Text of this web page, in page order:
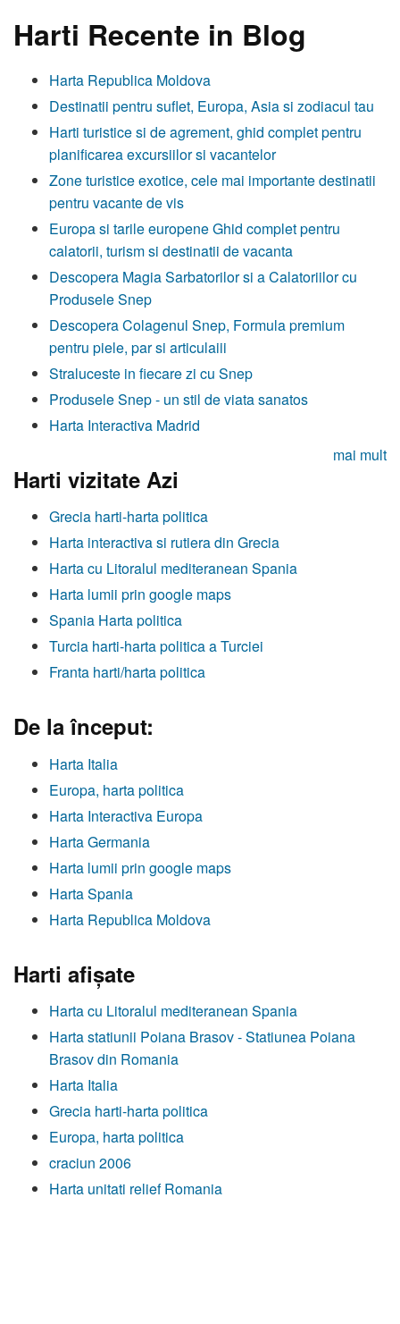
Harti Recente in Blog
Harta Republica Moldova
Destinatii pentru suflet, Europa, Asia si zodiacul tau
Harti turistice si de agrement, ghid complet pentru
planificarea excursiilor si vacantelor
Zone turistice exotice, cele mai importante destinatii
pentru vacante de vis
Europa si tarile europene Ghid complet pentru
calatorii, turism si destinatii de vacanta
Descopera Magia Sarbatorilor si a Calatoriilor cu
Produsele Snep
Descopera Colagenul Snep, Formula premium
pentru piele, par si articulaiii
Straluceste in fiecare zi cu Snep
Produsele Snep - un stil de viata sanatos
Harta Interactiva Madrid
mai mult
Harti vizitate Azi
Grecia harti-harta politica
Harta interactiva si rutiera din Grecia
Harta cu Litoralul mediteranean Spania
Harta lumii prin google maps
Spania Harta politica
Turcia harti-harta politica a Turciei
Franta harti/harta politica
De la început:
Harta Italia
Europa, harta politica
Harta Interactiva Europa
Harta Germania
Harta lumii prin google maps
Harta Spania
Harta Republica Moldova
Harti afişate
Harta cu Litoralul mediteranean Spania
Harta statiunii Poiana Brasov - Statiunea Poiana
Brasov din Romania
Harta Italia
Grecia harti-harta politica
Europa, harta politica
craciun 2006
Harta unitati relief Romania